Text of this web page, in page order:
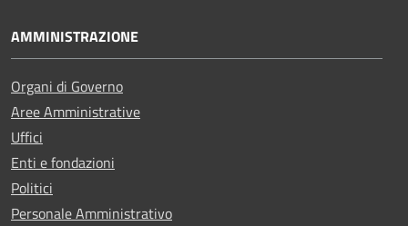
AMMINISTRAZIONE
Organi di Governo
Aree Amministrative
Uffici
Enti e fondazioni
Politici
Personale Amministrativo